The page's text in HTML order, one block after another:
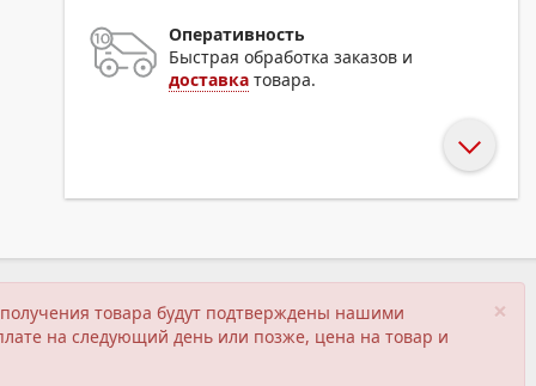
Оперативность
Быстрая обработка заказов и
доставка товара.
×
товара будут подтверждены нашими
на следующий день или позже, цена на товар и